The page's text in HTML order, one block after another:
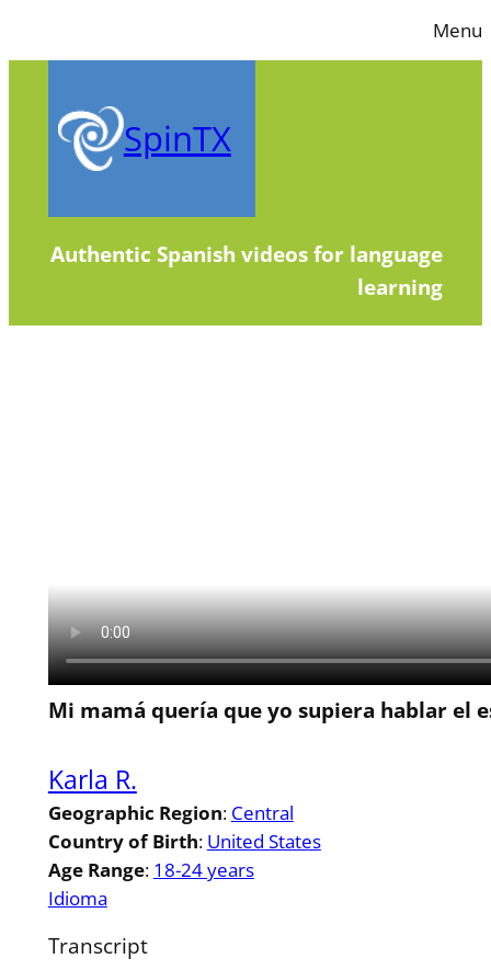
to
Menu
SpinTX
Authentic Spanish videos for language
learning
Mi mamá quería que yo supiera hablar el
Karla R.
Geographic Region: Central
Country of Birth: United States
Age Range: 18-24 years
Idioma
Transcript